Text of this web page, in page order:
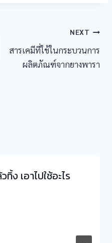
NEXT
สารเคมีที่ใช้ในกระบวนการ
ผลิตภัณฑ์จากยางพารา
ง เอาไปใช้อะไร